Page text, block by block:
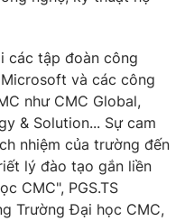
các tập đoàn công
và các công
như CMC Global,
& Solution... Sự cam
nhiệm của trường đến
lý đào tạo gắn liền
CMC", PGS.TS
Trường Đại học CMC,